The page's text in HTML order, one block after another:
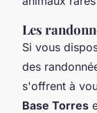
Les
Si vous
des
s'offrent à
Base Torres